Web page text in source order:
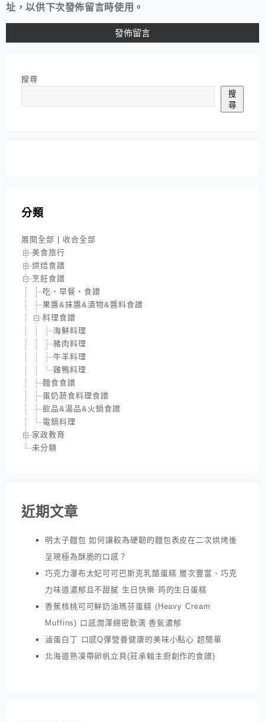
址，以供下次發佈留言時使用。
搜尋
搜
尋
分類
展開全部
收合全部
美食旅行
烘焙食譜
烹飪食譜
吃‧早餐‧食譜
果醬&抹醬&漬物&醬料食譜
料理食譜
海鮮料理
豬肉料理
牛羊料理
雞鴨料理
麵食食譜
蛋奶蔬食料理食譜
飲品&湯品&火鍋食譜
電鍋料理
家政教育
未分類
近期文章
明太子麵包 如何讓較為硬韌的麵包表皮在二次烘烤後
呈現極為酥脆的口感？
巧克力瀑布太妃可可巴斯克乳酪蛋糕 層次豐富、巧克
力味道濃郁且不甜膩 生日快樂 筠的生日蛋糕
香蕉核桃可可鮮奶油瑪芬蛋糕 (Heavy Cream
Muffins) 口感潤澤綿密軟濡 香氣濃郁
滷蛋白丁 口感Q彈營養健康的美味小點心 超簡單
北海道熟凍帶卵帆立貝(莊承翰主廚創作的食譜)